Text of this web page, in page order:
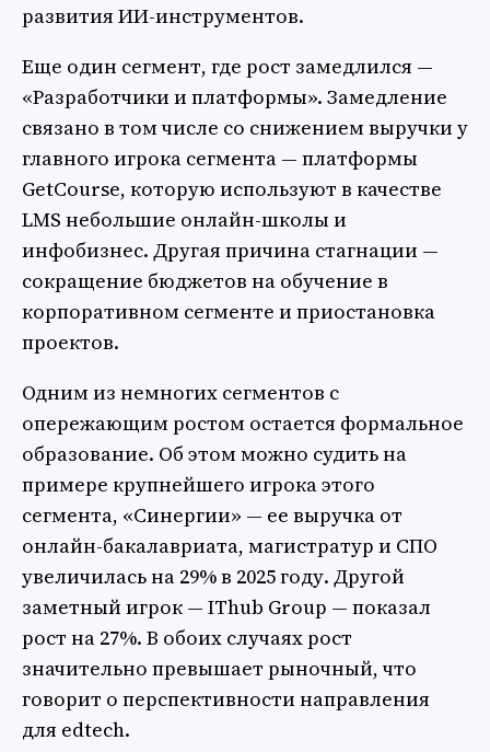
развития ИИ-инструментов.
Еще один сегмент, где рост замедлился —
«Разработчики и платформы». Замедление
связано в том числе со снижением выручки у
главного игрока сегмента — платформы
GetCourse, которую используют в качестве
LMS небольшие онлайн-школы и
инфобизнес. Другая причина стагнации —
сокращение бюджетов на обучение в
корпоративном сегменте и приостановка
проектов.
Одним из немногих сегментов с
опережающим ростом остается формальное
образование. Об этом можно судить на
примере крупнейшего игрока этого
сегмента, «Синергии» — ее выручка от
онлайн-бакалавриата, магистратур и СПО
увеличилась на 29% в 2025 году. Другой
заметный игрок — IThub Group — показал
рост на 27%. В обоих случаях рост
значительно превышает рыночный, что
говорит о перспективности направления
для edtech.